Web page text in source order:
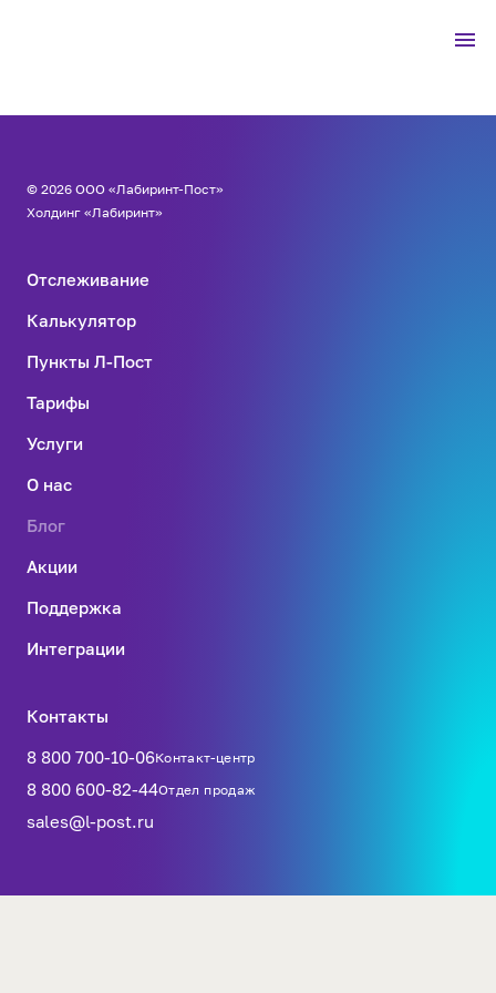
© 2026 ООО «Лабиринт-Пост»
Холдинг «Лабиринт»
Отслеживание
Калькулятор
Пункты Л-Пост
Тарифы
Услуги
О нас
Блог
Акции
Поддержка
Интеграции
Контакты
8 800 700-10-06Контакт-центр
8 800 600-82-44Отдел продаж
sales@l-post.ru